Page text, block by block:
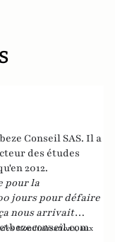
Conseil SAS. Il a
des études
2012.
pour la
jours pour défaire
nous arrivait
Mondialisations, aux